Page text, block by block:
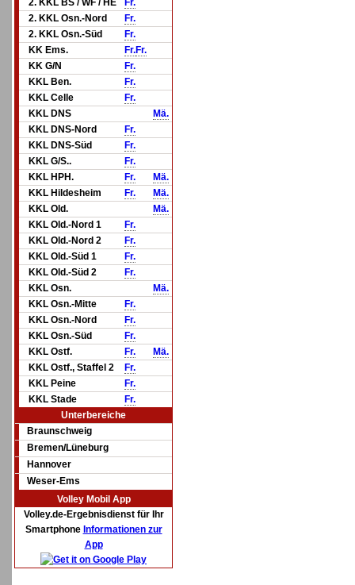
2. KKL BS / WF / HE
Fr.
2. KKL Osn.-Nord
Fr.
2. KKL Osn.-Süd
Fr.
KK Ems.
Fr.Fr.
KK G/N
Fr.
KKL Ben.
Fr.
KKL Celle
Fr.
KKL DNS
Mä.
KKL DNS-Nord
Fr.
KKL DNS-Süd
Fr.
KKL G/S..
Fr.
KKL HPH.
Fr.
Mä.
KKL Hildesheim
Fr.
Mä.
KKL Old.
Mä.
KKL Old.-Nord 1
Fr.
KKL Old.-Nord 2
Fr.
KKL Old.-Süd 1
Fr.
KKL Old.-Süd 2
Fr.
KKL Osn.
Mä.
KKL Osn.-Mitte
Fr.
KKL Osn.-Nord
Fr.
KKL Osn.-Süd
Fr.
KKL Ostf.
Fr.
Mä.
KKL Ostf., Staffel 2
Fr.
KKL Peine
Fr.
KKL Stade
Fr.
Unterbereiche
Braunschweig
Bremen/Lüneburg
Hannover
Weser-Ems
Volley Mobil App
Volley.de-Ergebnisdienst für Ihr
Smartphone Informationen zur
App